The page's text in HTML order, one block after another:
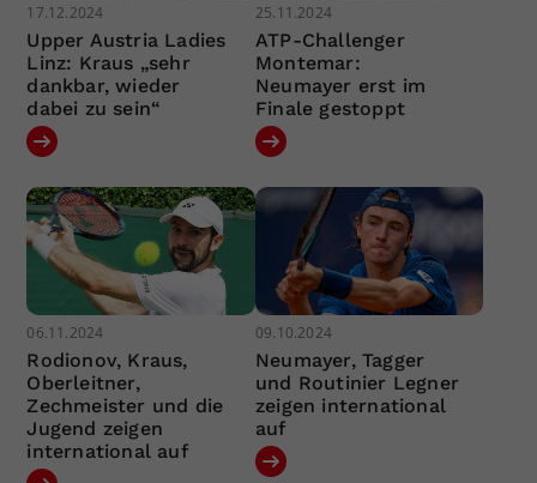
17.12.2024
Upper Austria Ladies
Linz: Kraus „sehr
dankbar, wieder
dabei zu sein“
25.11.2024
ATP-Challenger
Montemar:
Neumayer erst im
Finale gestoppt
06.11.2024
Rodionov, Kraus,
Oberleitner,
Zechmeister und die
Jugend zeigen
international auf
09.10.2024
Neumayer, Tagger
und Routinier Legner
zeigen international
auf